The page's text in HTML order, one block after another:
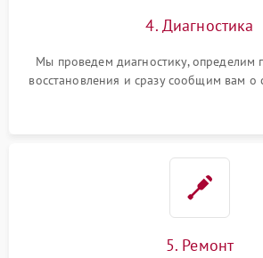
4. Диагностика
Мы проведем диагностику, определим
восстановления и сразу сообщим вам о
5. Ремонт